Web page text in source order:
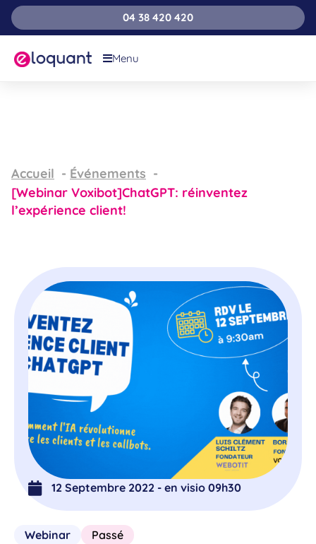
04 38 420 420
Menu
Accueil
Événements
[Webinar Voxibot]ChatGPT: réinventez
l’expérience client!
12 Septembre 2022 - en visio 09h30
Webinar Passé